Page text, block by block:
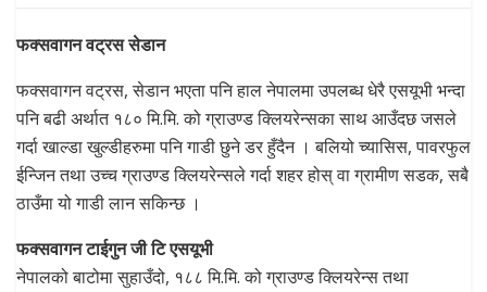
फक्सवागन वट्रस सेडान
फक्सवागन वट्रस, सेडान भएता पनि हाल नेपालमा उपलब्ध धेरै एसयूभी भन्दा
पनि बढी अर्थात १८० मि.मि. को ग्राउण्ड क्लियरेन्सका साथ आउँदछ जसले
गर्दा खाल्डा खुल्डीहरुमा पनि गाडी छुने डर हुँदैन । बलियो च्यासिस, पावरफुल
ईन्जिन तथा उच्च ग्राउण्ड क्लियरेन्सले गर्दा शहर होस् वा ग्रामीण सडक, सबै
ठाउँमा यो गाडी लान सकिन्छ ।
फक्सवागन टाईगुन जी टि एसयूभी
नेपालको बाटोमा सुहाउँदो, १८८ मि.मि. को ग्राउण्ड क्लियरेन्स तथा